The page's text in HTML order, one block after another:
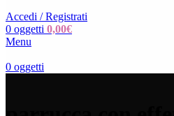
Accedi / Registrati
0 oggetti 0,00€
Menu
0 oggetti